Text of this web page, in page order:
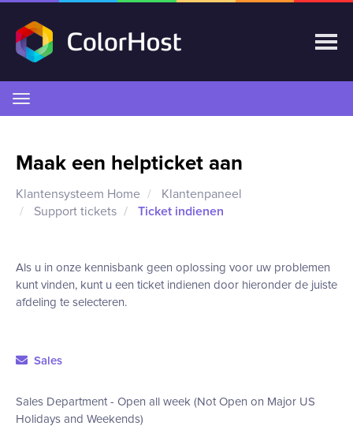
in-/uitschakelen
Maak een helpticket aan
Klantensysteem Home
Klantenpaneel
Support tickets
Ticket indienen
Als u in onze kennisbank geen oplossing voor uw problemen
kunt vinden, kunt u een ticket indienen door hieronder de juiste
afdeling te selecteren.
Sales
Sales Department - Open all week (Not Open on Major US
Holidays and Weekends)